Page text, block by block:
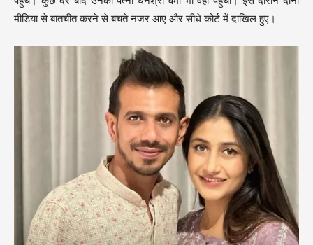
मीडिया से बातचीत करने से बचते नजर आए और सीधे कोर्ट में दाखिल हुए।